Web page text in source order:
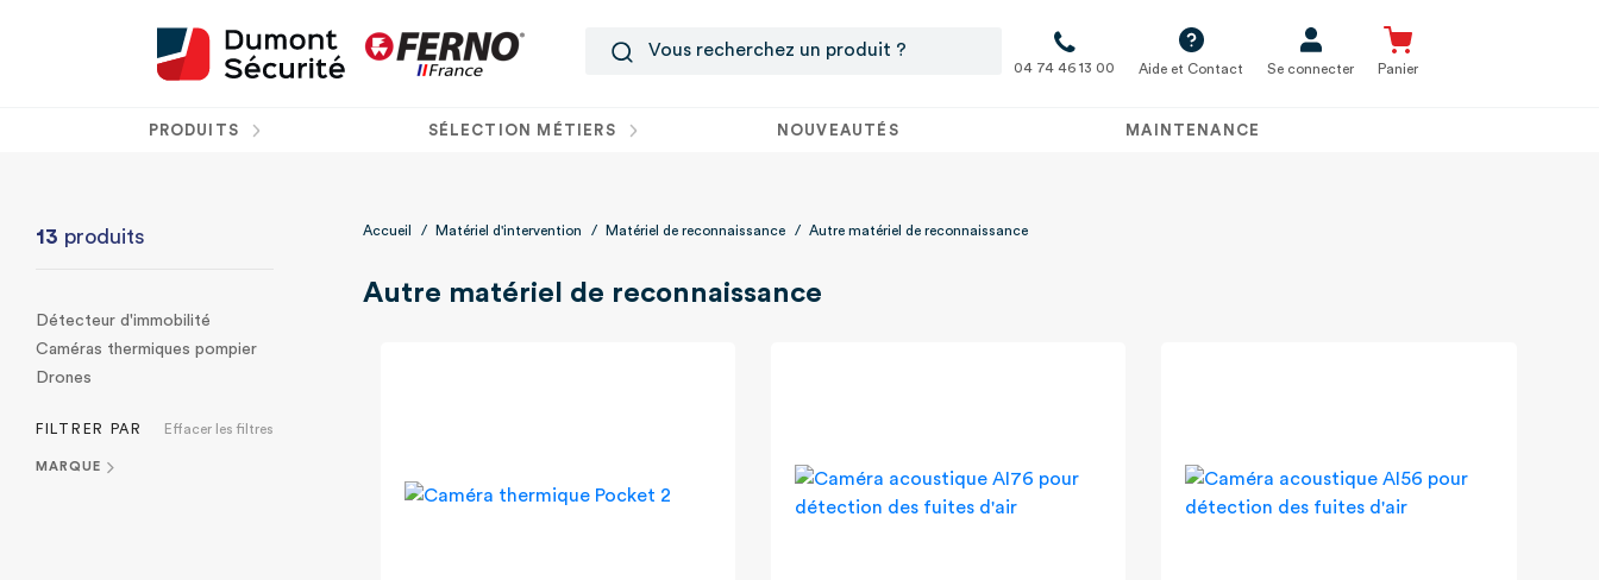
04 74 46 13 00 Aide et Contact Se connecter Panier
PRODUITS SÉLECTION MÉTIERS NOUVEAUTÉS MAINTENANCE
13 produits
Détecteur d'immobilité
Caméras thermiques pompier
Drones
FILTRER PAR Effacer les filtres
MARQUE
Accueil / Matériel d'intervention / Matériel de reconnaissance / Autre matériel de reconnaissance
Autre matériel de reconnaissance